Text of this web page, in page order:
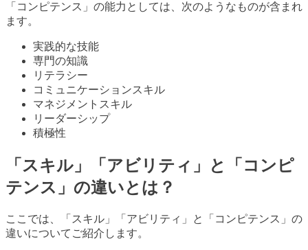
「コンピテンス」の能力としては、次のようなものが含まれ
ます。
実践的な技能
専門の知識
リテラシー
コミュニケーションスキル
マネジメントスキル
リーダーシップ
積極性
「スキル」「アビリティ」と「コンピ
テンス」の違いとは？
ここでは、「スキル」「アビリティ」と「コンピテンス」の
違いについてご紹介します。